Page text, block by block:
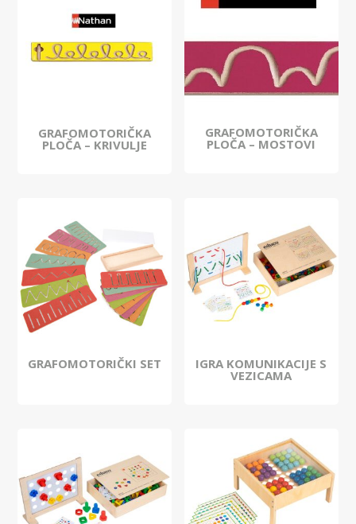
GRAFOMOTORIČKA
PLOČA – KRIVULJE
GRAFOMOTORIČKA
PLOČA – MOSTOVI
GRAFOMOTORIČKI SET IGRA KOMUNIKACIJE S
VEZICAMA